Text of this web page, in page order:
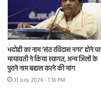
भदोही का नाम ‘संत रविदास नगर’ होने पर
मायावती ने किया स्वागत, अन्य जिलों के
पुराने नाम बहाल करने की मांग
31 July 2026 - 1:16 PM